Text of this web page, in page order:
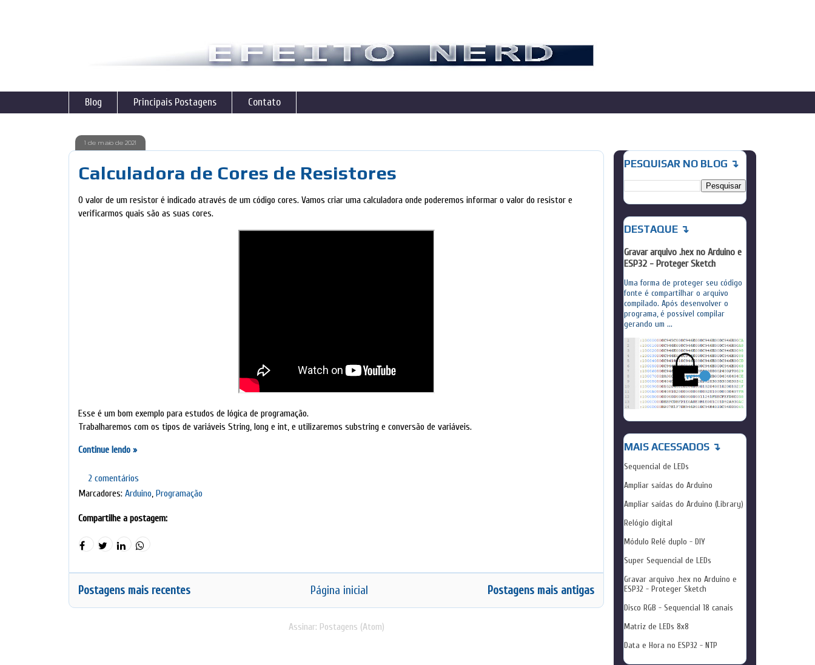
Blog Principais Postagens Contato
1 de maio de 2021
Calculadora de Cores de Resistores
O valor de um resistor é indicado através de um código cores. Vamos criar uma calculadora onde poderemos informar o valor do resistor e
verificarmos quais são as suas cores.
Esse é um bom exemplo para estudos de lógica de programação.
Trabalharemos com os tipos de variáveis String, long e int, e utilizaremos substring e conversão de variáveis.
Continue lendo »
2 comentários
Marcadores: Arduino, Programação
Compartilhe a postagem:
Postagens mais recentes Postagens mais antigas
Página inicial
Assinar: Postagens (Atom)
PESQUISAR NO BLOG ↴
DESTAQUE ↴
Gravar arquivo .hex no Arduino e
ESP32 - Proteger Sketch
Uma forma de proteger seu código
fonte é compartilhar o arquivo
compilado. Após desenvolver o
programa, é possível compilar
gerando um ...
MAIS ACESSADOS ↴
Sequencial de LEDs
Ampliar saídas do Arduino
Ampliar saídas do Arduino (Library)
Relógio digital
Módulo Relé duplo - DIY
Super Sequencial de LEDs
Gravar arquivo .hex no Arduino e
ESP32 - Proteger Sketch
Disco RGB - Sequencial 18 canais
Matriz de LEDs 8x8
Data e Hora no ESP32 - NTP